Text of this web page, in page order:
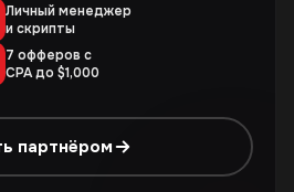
Личный менеджер
и скрипты
7 офферов с
CPA до $1,000
партнёром